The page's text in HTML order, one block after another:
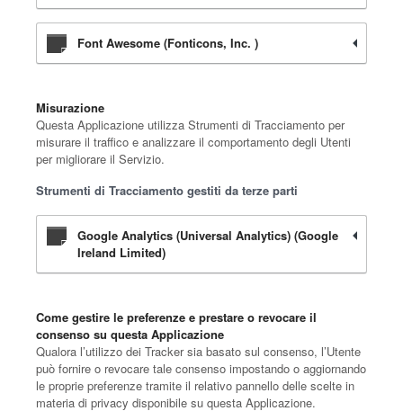
Font Awesome (Fonticons, Inc. )
Misurazione
Questa Applicazione utilizza Strumenti di Tracciamento per
misurare il traffico e analizzare il comportamento degli Utenti
per migliorare il Servizio.
Strumenti di Tracciamento gestiti da terze parti
Google Analytics (Universal Analytics) (Google
Ireland Limited)
Come gestire le preferenze e prestare o revocare il
consenso su questa Applicazione
Qualora l’utilizzo dei Tracker sia basato sul consenso, l’Utente
può fornire o revocare tale consenso impostando o aggiornando
le proprie preferenze tramite il relativo pannello delle scelte in
materia di privacy disponibile su questa Applicazione.